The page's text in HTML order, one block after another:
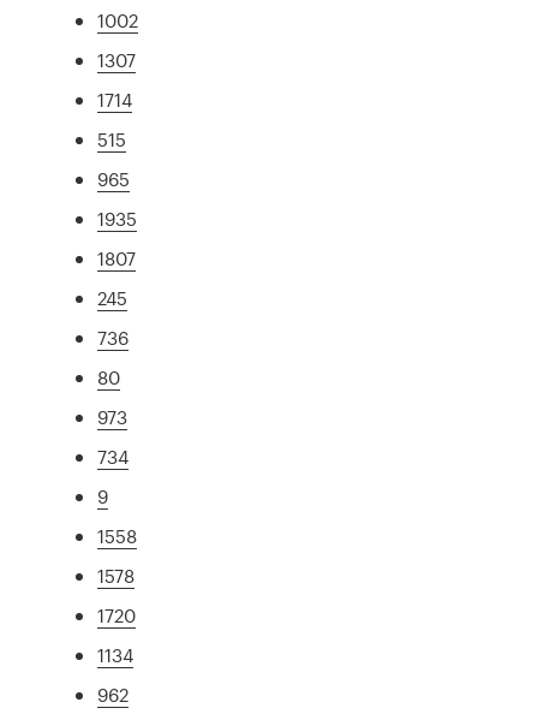
1002
1307
1714
515
965
1935
1807
245
736
80
973
734
9
1558
1578
1720
1134
962